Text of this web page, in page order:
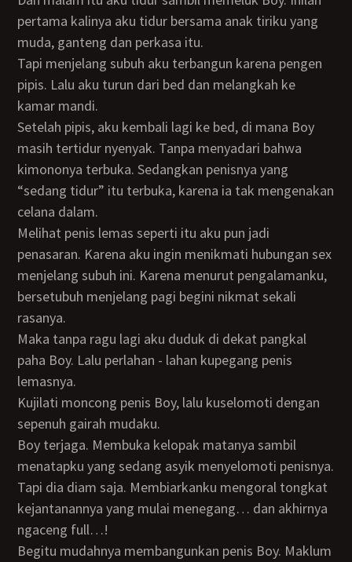
pertama kalinya aku tidur bersama anak tiriku yang
muda, ganteng dan perkasa itu.
Tapi menjelang subuh aku terbangun karena pengen
pipis. Lalu aku turun dari bed dan melangkah ke
kamar mandi.
Setelah pipis, aku kembali lagi ke bed, di mana Boy
masih tertidur nyenyak. Tanpa menyadari bahwa
kimononya terbuka. Sedangkan penisnya yang
“sedang tidur” itu terbuka, karena ia tak mengenakan
celana dalam.
Melihat penis lemas seperti itu aku pun jadi
penasaran. Karena aku ingin menikmati hubungan sex
menjelang subuh ini. Karena menurut pengalamanku,
bersetubuh menjelang pagi begini nikmat sekali
rasanya.
Maka tanpa ragu lagi aku duduk di dekat pangkal
paha Boy. Lalu perlahan - lahan kupegang penis
lemasnya.
Kujilati moncong penis Boy, lalu kuselomoti dengan
sepenuh gairah mudaku.
Boy terjaga. Membuka kelopak matanya sambil
menatapku yang sedang asyik menyelomoti penisnya.
Tapi dia diam saja. Membiarkanku mengoral tongkat
kejantanannya yang mulai menegang… dan akhirnya
ngaceng full…!
Begitu mudahnya membangunkan penis Boy. Maklum